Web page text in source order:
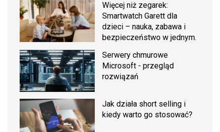
Więcej niż zegarek:
Smartwatch Garett dla
dzieci – nauka, zabawa i
bezpieczeństwo w jednym.
Serwery chmurowe
Microsoft - przegląd
rozwiązań
Jak działa short selling i
kiedy warto go stosować?